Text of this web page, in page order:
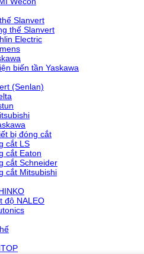
Slanvert
thế Slanvert
Electric
biến tần Yaskawa
(Senlan)
bị đóng cắt
cắt LS
cắt Eaton
cắt Schneider
cắt Mitsubishi
độ NALEO